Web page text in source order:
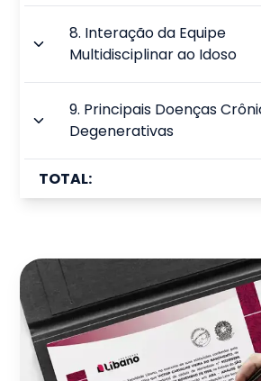
8. Interação da Equipe
Multidisciplinar ao Idoso
9. Principais Doenças
Degenerativas
TOTAL: